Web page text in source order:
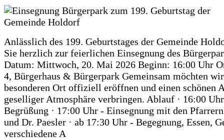
Anlässlich des 199. Geburtstages der Gemeinde
Sie herzlich zur feierlichen Einsegnung des
Datum: Mittwoch, 20. Mai 2026 Beginn: 16:00 Uhr
4, Bürgerhaus & Bürgerpark Gemeinsam möchten
besonderen Ort offiziell eröffnen und einen schönen
geselliger Atmosphäre verbringen. Ablauf · 16:00
Begrüßung · 17:00 Uhr - Einsegnung mit den
und Dr. Paesler · ab 17:30 Uhr - Begegnung, Essen,
verschiedene A